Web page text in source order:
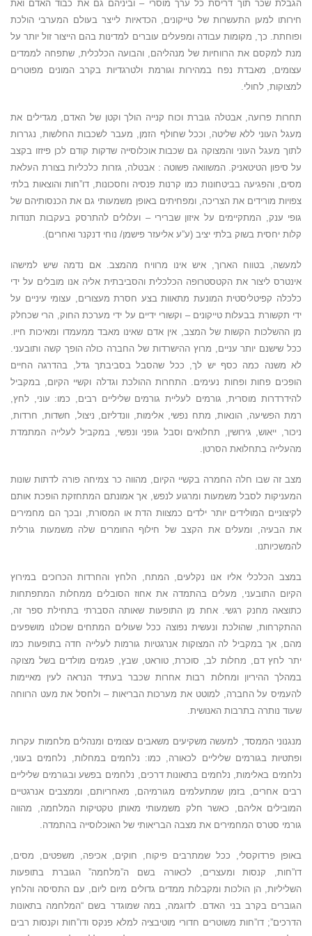
הגבלת שכר תוך דריסת כל ערך מוסרי – וביניהם גם את כבוד האדם ואת
חירותו למען התעשרות של טייקונים, הכדאיות לייצר בעולם המערבי הולכת
ופוחתת. כך, מקומות עבודה ומפעלים עוברים למדינות בהם הייצור זול יותר על
מנת למקסם את הרווחיות של מנהליהם, והבועה הכלכלית, שתפחה לממדים
עצומים, מאבדת נפח במהירות וגורמת ולטרגדיות בקרב המונים מפוטרים
למצוקות, לחולי.
תחרות פרועה, אבטלה גוברת וכוח קנייה הולך וקטן של האדם, מגדילים את
מעגל העוני ללא שליטה, וככל שחולף הזמן, מעבר לשכבות החלשות, נגררות
לתוך מעגל העוני והמצוקה גם שכבות אוכלוסייה שדקות קודם לכן פיזזו בקצב
על סיפון הטיטאניק. המשוואה פשוטה : אבטלה, גזרות כלכליות בצורת העלאת
מסים, והפגיעה בביטחונות כמו קרנות פנסיה וחסכונות, דו”חות והוצאות בלתי
צפויות מורידים את הצריכה, ומפחיתים באופן משמעותי גם את הכנסותיהם של
גופי ענק, המתקיימים על איזון שברירי – ועלולים להתרסק בעקבות תנודות
קלות יחסית בשוק בלתי יציב (ע”ע אליעזר פישמן/ נוחי דנקנר ואחרים).
למעשה, בטווח הארוך, איש אינו מרוויח מהמצב. אם נדמה שיש למישהו
אינטרס ליצור את הקטסטרופה הכלכלית והסביבתית אליה אנו מובלים על ידי
כלכלה קפיטליסטית המונעת מתאוות בצע חסרת מעצורים, עצומי עיניים על
ידי תקשורת בבעלות טייקונים – וקשורי ידיים על ידי מערכת החוק, הרי שכחלק
מן ההשלכות הקשות של המצב, אין אדם שאינו מאבד ממעמדו ומאיכות חייו.
ככל שישנם יותר עניים, מרוץ ההישרדות של החברה כולה הופך קשה ותובעני.
לא משנה כמה כסף יש לך, ככל שהסבל בסביבתך גדל, בהדרגה החיים
הופכים פחות ופחות נעימים. התחרות ההולכת וגדלה וקשיי הקיום, במקביל
להידרדרות מוסרית, גורמים לעליית גורמים שליליים רבים, כמו: עוני, לחץ,
רמת הפשיעה, הונאות, מתח נפשי, אלימות, וונדליזם, ניצול, חשדות, חרדות,
ניכור, ייאוש, גירושין, תחלואים וסבל גופני ונפשי, במקביל לעלייה המתמדת
מהעלייה בתחלואת הסרטן.
מצב זה שבו חלה החמרה בקשיי הקיום, מהווה כר צמיחה פורה לדתות שונות
המעניקות לסבל משמעות ומרגוע לנפש, אך אמונתם המתחזקת הופכת אותם
לקיצוניים המולידים יותר ילדים כמצוות הדת או המסורת, ובכך הם מחמירים
את הבעיה, ומעלים את הקצב של חילוף החומרים שלה משמעות גורלית
להמשכיותנו.
במצב הכלכלי אליו אנו נקלעים, המתח, הלחץ והחרדות הכרוכים במירוץ
הקיום התובעני, מעלים בהתמדה את אחוז הסובלים ממחלות המתפתחות
כתוצאה מחנק רגשי. אחת מן התופעות שאותה הסברתי בתחילת ספר זה,
ההתקרחות, שהולכת ונעשית נפוצה ככל שעולים המתחים שכולנו מושפעים
מהם, אך במקביל לה המצוקות אנרגטיות גורמות לעלייה חדה בתופעות כמו
יתר לחץ דם, מחלות לב, סוכרת, טוראט, שבץ, פגמים מולדים בשל מצוקה
במהלך ההיריון ומחלות רבות אחרות שכבר בעתיד הנראה לעין מאיימות
להעמיס על החברה, למוטט את מערכות הבריאות – ולחסל את מעט הרווחה
שעוד נותרה בתרבות האנושית.
מנגנוני הממסד, למעשה משקיעים משאבים עצומים ומנהלים מלחמות עקרות
ופתטיות בגורמים שליליים לכאורה, כמו: נלחמים במחלות, נלחמים בעוני,
נלחמים באלימות, נלחמים בתאונות דרכים, נלחמים בפשע ובגורמים שליליים
רבים אחרים, בזמן שמתעלמים מגורמיהם, מאחריותם, וממצבים אנרגטיים
המובילים אליהם, כאשר חלק משמעותי מאותן טקטיקות המלחמה, מהווה
גורמי סטרס המחמירים את מצבה הבריאותי של האוכלוסייה בהתמדה.
באופן פרדוקסלי, ככל שמתרבים פיקוח, חוקים, אכיפה, משפטים, מסים,
דו”חות, קנסות ומעצרים, לכאורה בשם ה”מלחמה” הגוברת בתופעות
השליליות, הן הולכות ומקבלות ממדים גדולים מיום ליום, עם התסיסה והלחץ
הגוברים בקרב בני האדם. לדוגמה, במה שמוגדר בשם “המלחמה בתאונות
הדרכים”; דו”חות משוטרים חדורי מוטיבציה למלא פנקס ודו”חות וקנסות רבים